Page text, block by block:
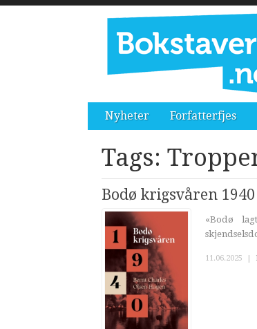
Nyheter Forfatterfjes
Tags:
Bodø krigsvåren 1940
«Bodø
11.06.2025 |